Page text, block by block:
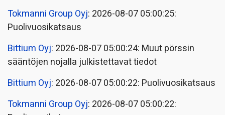
Tokmanni Group Oyj: 2026-08-07 05:00:25:
Puolivuosikatsaus
Bittium Oyj: 2026-08-07 05:00:24: Muut pörssin
sääntöjen nojalla julkistettavat tiedot
Bittium Oyj: 2026-08-07 05:00:22: Puolivuosikatsaus
Tokmanni Group Oyj: 2026-08-07 05:00:22: